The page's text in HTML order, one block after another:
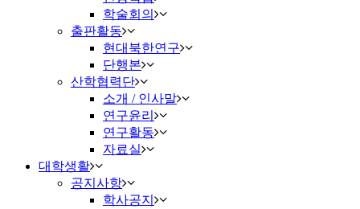
학술회의
출판활동
현대북한연구
단행본
산학협력단
소개 / 인사말
연구윤리
연구활동
자료실
대학생활
공지사항
학사공지